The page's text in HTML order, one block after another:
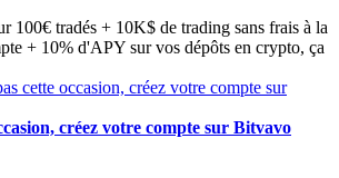
100€ tradés + 10K$ de trading sans frais à la
+ 10% d'APY sur vos dépôts en crypto, ça
créez votre compte sur Bitvavo